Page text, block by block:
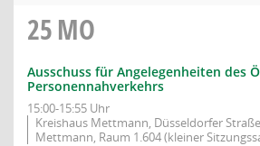
25MO
Ausschuss für Angelegenheiten des
Personennahverkehrs
15:00-15:55 Uhr
Kreishaus Mettmann, Düsseldorfer
Mettmann, Raum 1.604 (kleiner